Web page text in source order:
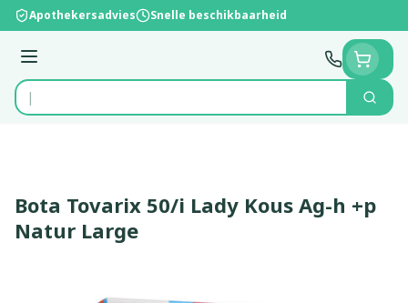
Ga naar de inhoud
Apothekersadvies Snelle beschikbaarheid
Menu
Product, merk, categorie...
Zoek
Bota Tovarix 50/i Lady Kous Ag-h +p
Natur Large